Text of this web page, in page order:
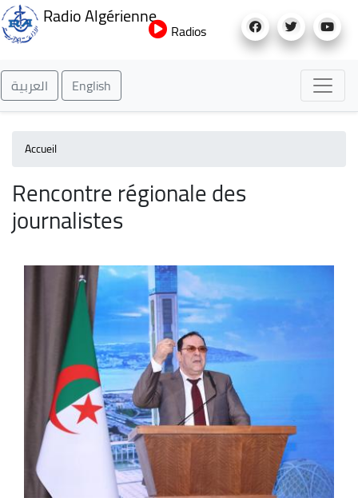
au
Radio Algérienne
Radios
العربية English
Accueil
Rencontre régionale des
journalistes